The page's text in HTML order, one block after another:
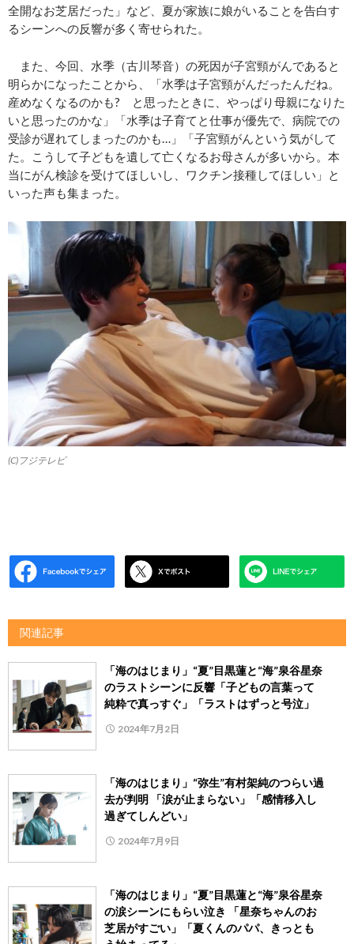
全開なお芝居だった」など、夏が家族に娘がいることを告白す
るシーンへの反響が多く寄せられた。
また、今回、水季（古川琴音）の死因が子宮頸がんであると
明らかになったことから、「水季は子宮頸がんだったんだね。
産めなくなるのかも? と思ったときに、やっぱり母親になりた
いと思ったのかな」「水季は子育てと仕事が優先で、病院での
受診が遅れてしまったのかも…」「子宮頸がんという気がして
た。こうして子どもを遺して亡くなるお母さんが多いから。本
当にがん検診を受けてほしいし、ワクチン接種してほしい」と
いった声も集まった。
(C)フジテレビ
関連記事
「海のはじまり」“夏”目黒蓮と“海”泉谷星奈
のラストシーンに反響「子どもの言葉って
純粋で真っすぐ」「ラストはずっと号泣」
2024年7月2日
「海のはじまり」“弥生”有村架純のつらい過
去が判明 「涙が止まらない」「感情移入し
過ぎてしんどい」
2024年7月9日
「海のはじまり」“夏”目黒蓮と“海”泉谷星奈
の涙シーンにもらい泣き 「星奈ちゃんのお
芝居がすごい」「夏くんのパパ、きっとも